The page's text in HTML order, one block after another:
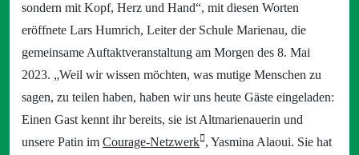
sondern mit Kopf, Herz und Hand“, mit diesen Worten
eröffnete Lars Humrich, Leiter der Schule Marienau, die
gemeinsame Auftaktveranstaltung am Morgen des 8. Mai
2023. „Weil wir wissen möchten, was mutige Menschen zu
sagen, zu teilen haben, haben wir uns heute Gäste eingeladen:
Einen Gast kennt ihr bereits, sie ist Altmarienauerin und
unsere Patin im Courage-Netzwerk , Yasmina Alaoui. Sie hat